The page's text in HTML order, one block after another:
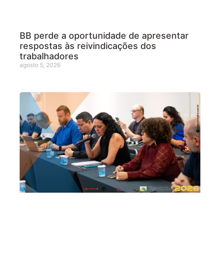
BB perde a oportunidade de apresentar
respostas às reivindicações dos
trabalhadores
agosto 5, 2026